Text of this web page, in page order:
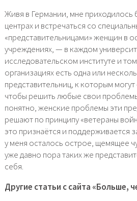
Живя в Германии, мне приходилось
центрах и встречаться со
«представительницами» женщин в
учреждениях, — в каждом
исследовательском институте и
организациях есть одна или
представительниц, к которым
чтобы решить любые свои
понятно, женские проблемы эти
решают по принципу «ветераны
это признаётся и поддерживается
у меня осталось острое, щемящее
уже давно пора таких же
себя.
Другие статьи с сайта «Больше,